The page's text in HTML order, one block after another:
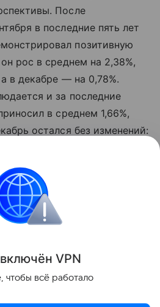
После
в последние пять лет
позитивную
рос в среднем на 2,38%,
в декабре — на 0,78%.
и за последние
в среднем 1,66%,
остался без изменений:
исключительно
характер
инвестиционной
ён VPN
чтобы всё работало